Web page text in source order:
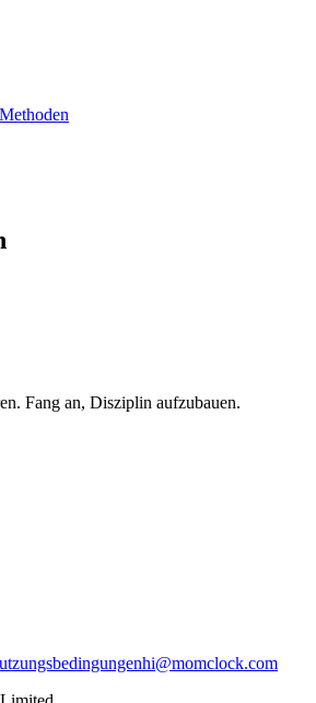
Fang an, Disziplin aufzubauen.
hi@momclock.com